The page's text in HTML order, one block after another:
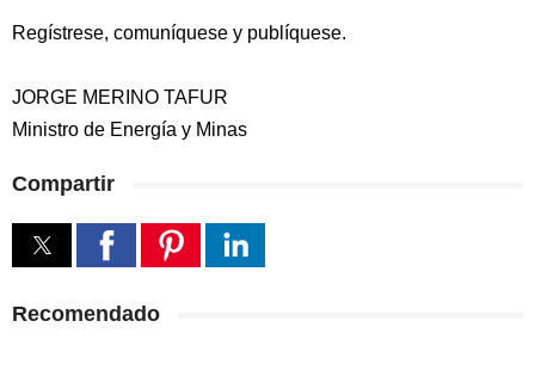
Regístrese, comuníquese y publíquese.
JORGE MERINO TAFUR
Ministro de Energía y Minas
Compartir
Recomendado